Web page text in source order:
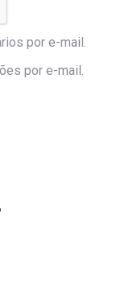
por e-mail.
por e-mail.